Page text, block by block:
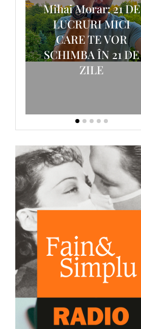
Mihai Morar: 21 DE
LUCRURI MICI
CARE TE VOR
SCHIMBA ÎN 21 DE
ZILE